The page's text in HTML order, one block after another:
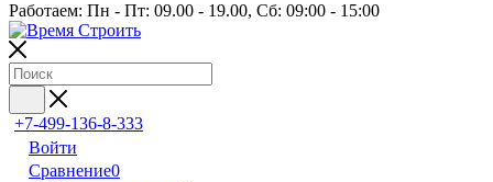
Работаем: Пн - Пт: 09.00 - 19.00, Сб: 09:00 - 15:00
+7-499-136-8-333
Войти
Сравнение0